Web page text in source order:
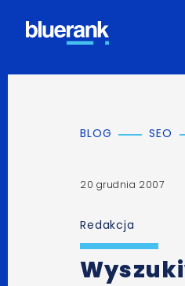
BLOG SEO
20 grudnia 2007
Redakcja